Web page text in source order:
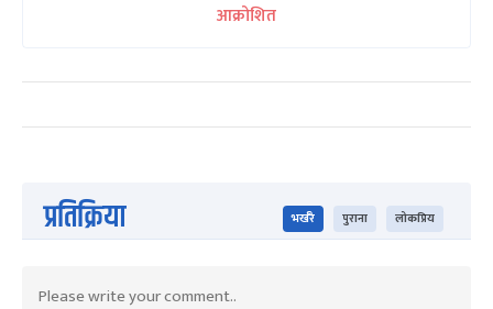
आक्रोशित
प्रतिक्रिया भर्खरै पुराना लोकप्रिय